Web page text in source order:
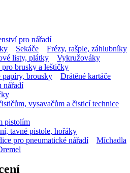
pro nářadí
Sekáče
Frézy, rašple, záhlubníky
listy, plátky
Vykružováky
pro brusky a leštičky
papíry, brousky
Drátěné kartáče
nářadí
vysavačům a čisticí technice
pistolím
tavné pistole, hořáky
pro pneumatické nářadí
Míchadla